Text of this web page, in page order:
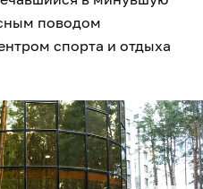
поводом
спорта и отдыха